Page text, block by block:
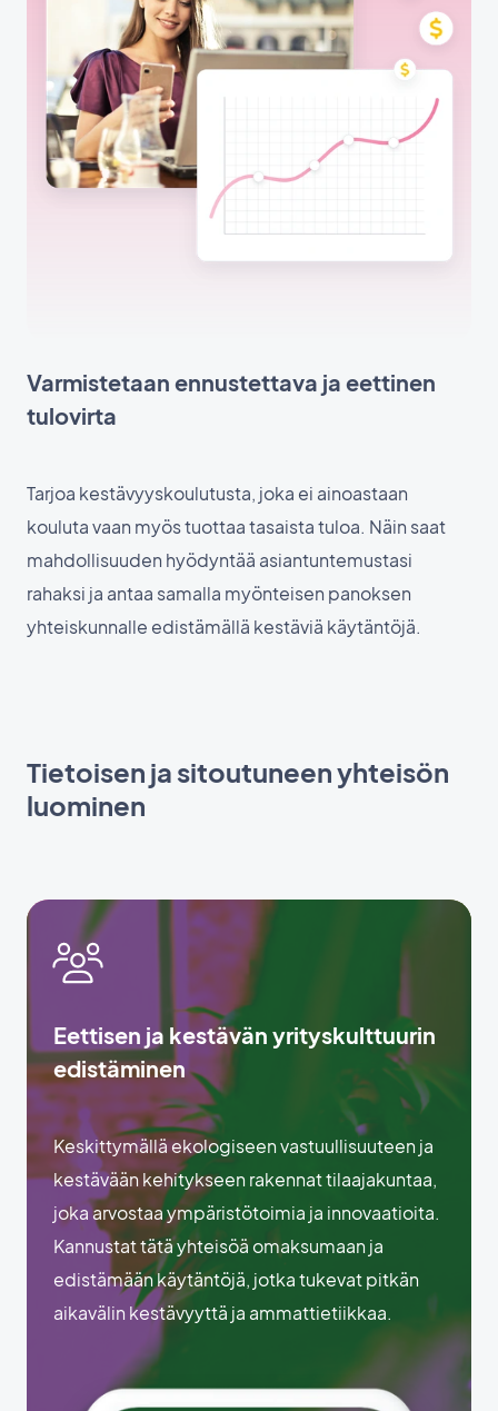
Varmistetaan ennustettava ja eettinen
tulovirta
Tarjoa kestävyyskoulutusta, joka ei ainoastaan
kouluta vaan myös tuottaa tasaista tuloa. Näin saat
mahdollisuuden hyödyntää asiantuntemustasi
rahaksi ja antaa samalla myönteisen panoksen
yhteiskunnalle edistämällä kestäviä käytäntöjä.
Tietoisen ja sitoutuneen yhteisön
luominen
Eettisen ja kestävän yrityskulttuurin
edistäminen
Keskittymällä ekologiseen vastuullisuuteen ja
kestävään kehitykseen rakennat tilaajakuntaa,
joka arvostaa ympäristötoimia ja innovaatioita.
Kannustat tätä yhteisöä omaksumaan ja
edistämään käytäntöjä, jotka tukevat pitkän
aikavälin kestävyyttä ja ammattietiikkaa.